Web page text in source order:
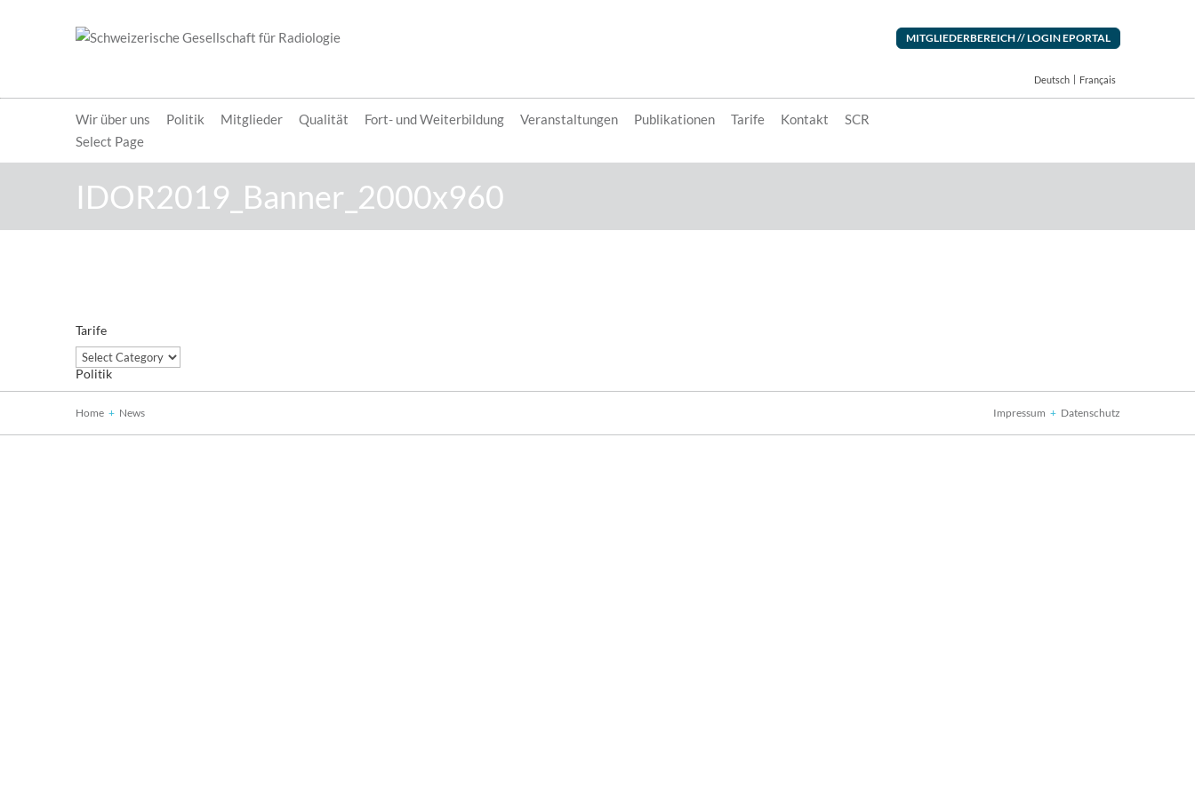
MITGLIEDERBEREICH // LOGIN EPORTAL
Deutsch Français
Wir über uns Politik Mitglieder Qualität Fort- und Weiterbildung Veranstaltungen Publikationen Tarife Kontakt
SCR
Select Page
IDOR2019_Banner_2000x960
Tarife
Tarife
Politik
Home News Impressum Datenschutz